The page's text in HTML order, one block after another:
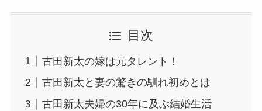
目次
古田新太の嫁は元タレント！
古田新太と妻の驚きの馴れ初めとは
古田新太夫婦の30年に及ぶ結婚生活